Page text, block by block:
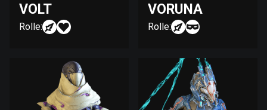
VOLT
Rolle:
VORUNA
Rolle: